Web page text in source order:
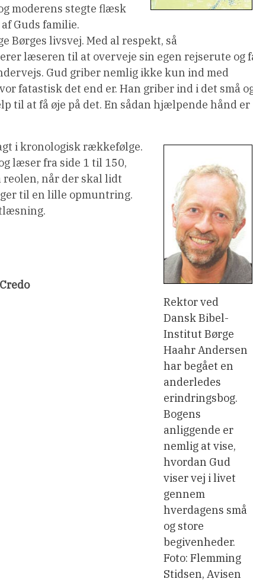
moderens stegte flæsk
Guds familie.
Børges livsvej. Med al respekt, så
læseren til at overveje sin egen rejserute og
Gud griber nemlig ikke kun ind med
fatastisk det end er. Han griber ind i det små
til at få øje på det. En sådan hjælpende hånd er
Rektor ved
Dansk Bibel-
Institut Børge
Haahr Andersen
har begået en
anderledes
erindringsbog.
Bogens
anliggende er
nemlig at vise,
hvordan Gud
viser vej i livet
gennem
hverdagens små
og store
begivenheder.
Foto: Flemming
Stidsen, Avisen
i kronologisk rækkefølge.
læser fra side 1 til 150,
reolen, når der skal lidt
til en lille opmuntring.